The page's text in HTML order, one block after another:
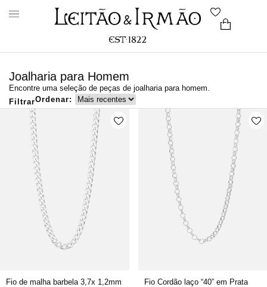
Joalharia para Homem
Encontre uma seleção de peças de joalharia para homem.
FiltrarOrdenar:
Fio de malha barbela 3,7x 1,2mm
Fio Cordão laço “40” em Prata